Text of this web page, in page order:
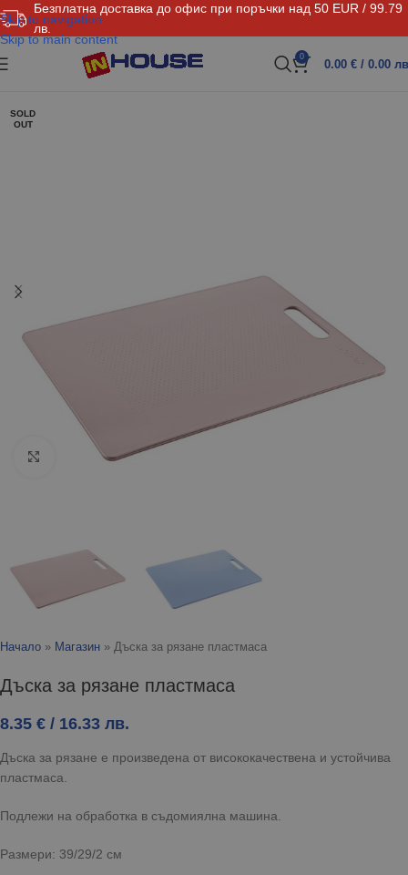
Безплатна доставка до офис при поръчки над 50 EUR / 99.79
лв.
Skip to navigation
Skip to main content
0
0.00 € / 0.00
SOLD
OUT
Click to enlarge
Начало » Магазин » Дъска за рязане пластмаса
Дъска за рязане пластмаса
8.35 € / 16.33 лв.
Дъска за рязане е произведена от висококачествена и устойчива
пластмаса.
Подлежи на обработка в съдомиялна машина.
Размери: 39/29/2 см